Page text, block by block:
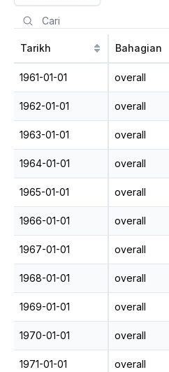
Tarikh Bahagian
1961-01-01 overall
1962-01-01 overall
1963-01-01 overall
1964-01-01 overall
1965-01-01 overall
1966-01-01 overall
1967-01-01 overall
1968-01-01 overall
1969-01-01 overall
1970-01-01 overall
1971-01-01 overall